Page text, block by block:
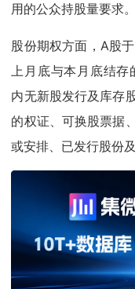
用的公众持股量要求。
股份期权方面，A股
上月底与本月底结存
内无新股发行及库存
的权证、可换股票据
或安排、已发行股份